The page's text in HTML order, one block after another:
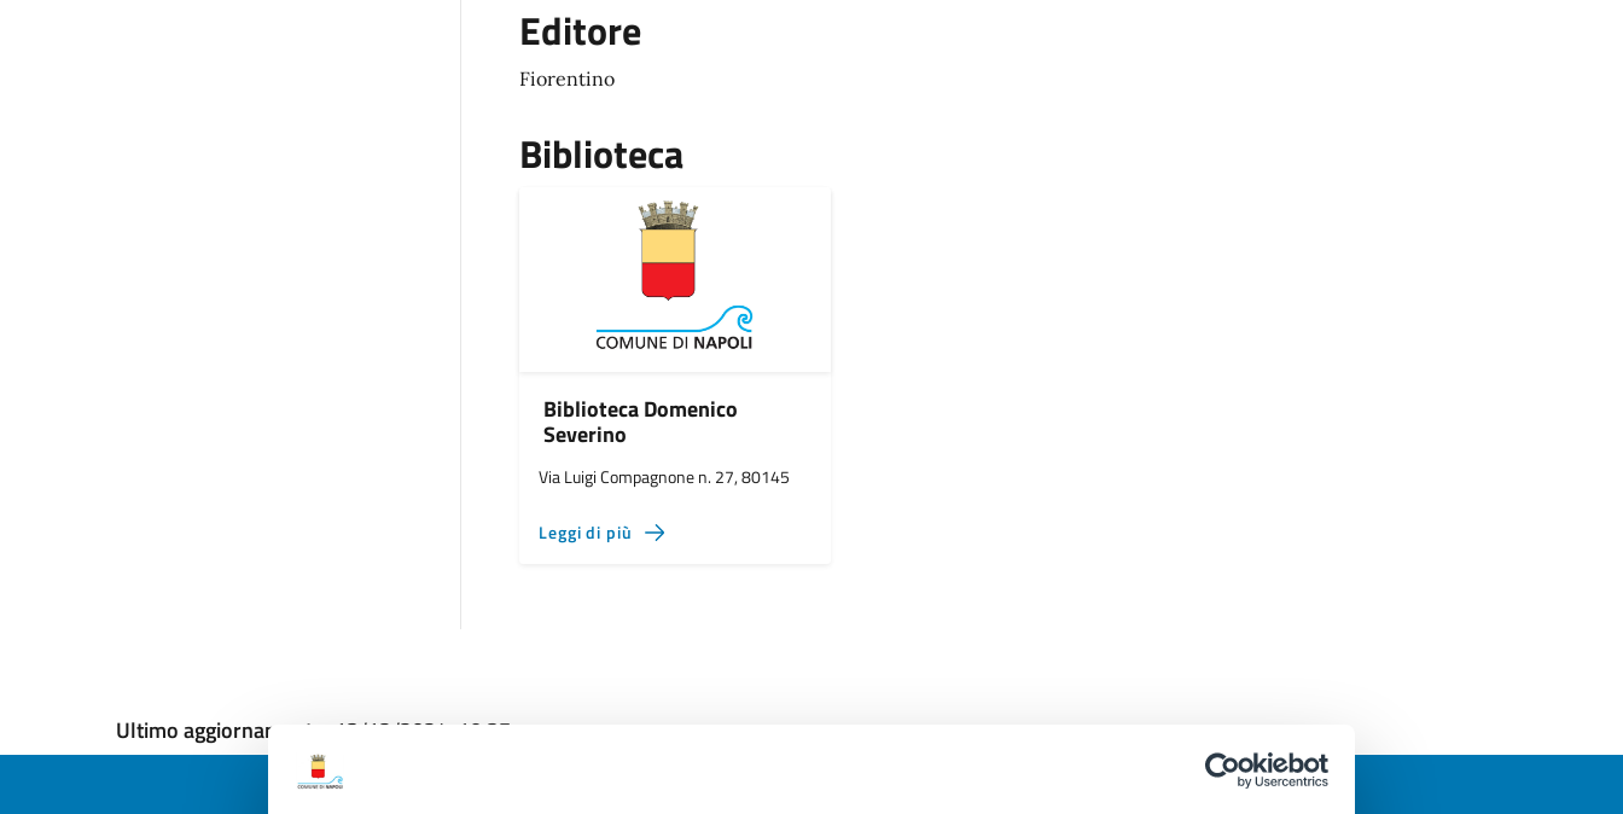
Editore
Fiorentino
Biblioteca
Biblioteca Domenico
Severino
Via Luigi Compagnone n. 27, 80145
Leggi di più
Ultimo aggiornamento: 13/12/2024, 10:37